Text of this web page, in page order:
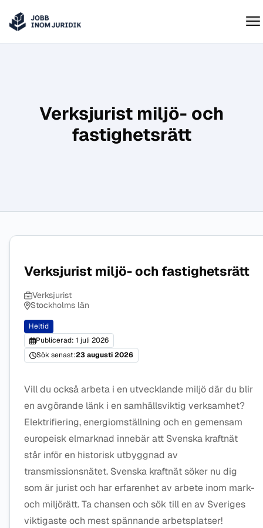
Hoppa till innehåll
Jobbinomjuridik
Verksjurist miljö- och
fastighetsrätt
Verksjurist miljö- och fastighetsrätt
Verksjurist
Stockholms län
Heltid
Publicerad: 1 juli 2026
Sök senast:23 augusti 2026
Vill du också arbeta i en utvecklande miljö där du blir
en avgörande länk i en samhällsviktig verksamhet?
Elektrifiering, energiomställning och en gemensam
europeisk elmarknad innebär att Svenska kraftnät
står inför en historisk utbyggnad av
transmissionsnätet. Svenska kraftnät söker nu dig
som är jurist och har erfarenhet av arbete inom mark-
och miljörätt. Ta chansen och sök till en av Sveriges
viktigaste och mest spännande arbetsplatser!